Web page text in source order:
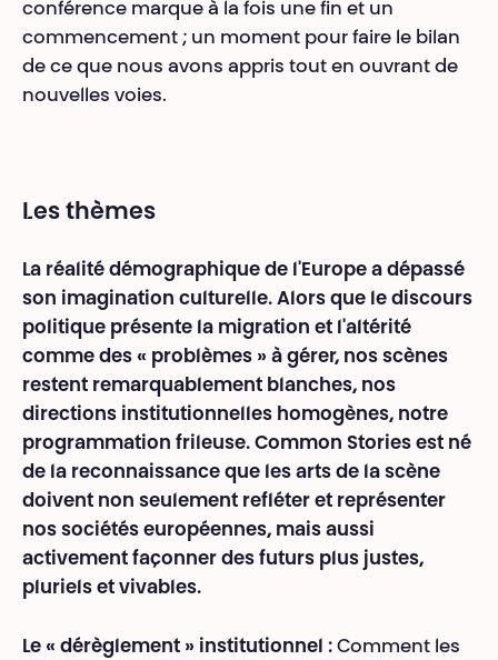
conférence marque à la fois une fin et un
commencement ; un moment pour faire le bilan
de ce que nous avons appris tout en ouvrant de
nouvelles voies.
Les thèmes
La réalité démographique de l'Europe a dépassé
son imagination culturelle. Alors que le discours
politique présente la migration et l'altérité
comme des « problèmes » à gérer, nos scènes
restent remarquablement blanches, nos
directions institutionnelles homogènes, notre
programmation frileuse. Common Stories est né
de la reconnaissance que les arts de la scène
doivent non seulement refléter et représenter
nos sociétés européennes, mais aussi
activement façonner des futurs plus justes,
pluriels et vivables.​
Le « dérèglement » institutionnel : Comment les